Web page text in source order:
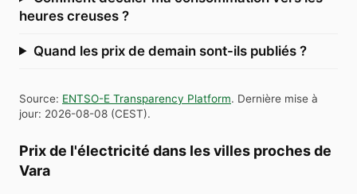
heures creuses ?
Quand les prix de demain sont-ils publiés ?
Source: ENTSO-E Transparency Platform. Dernière mise à
jour: 2026-08-08 (CEST).
Prix de l'électricité dans les villes proches de
Vara